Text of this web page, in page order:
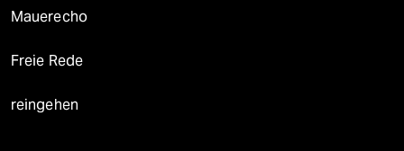
Mauerecho
Freie Rede
reingehen